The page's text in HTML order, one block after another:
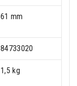
61 mm
84733020
1,5 kg